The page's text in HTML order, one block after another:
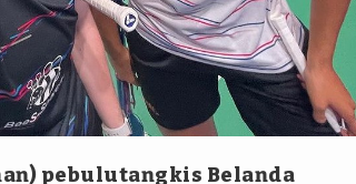
pebulutangkis Belanda